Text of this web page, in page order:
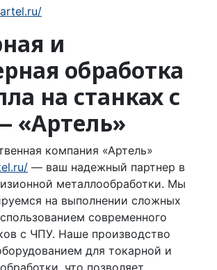
и
обработка
на станках с
«Артель»
компания «Артель»
— ваш надежный партнер в
металлообработки. Мы
на выполнении сложных
современного
с ЧПУ. Наше производство
для токарной и